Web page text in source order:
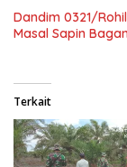
Dandim 0321/
Masal Sapin
Terkait